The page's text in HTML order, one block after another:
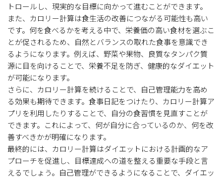
トロールし、現実的な目標に向かって進むことができます。
また、カロリー計算は食生活の改善につながる可能性も高い
です。何を食べるかを考える中で、栄養価の高い食材を選ぶこ
とが促されるため、自然とバランスの取れた食事を意識でき
るようになります。例えば、野菜や果物、良質なタンパク質
源に目を向けることで、栄養不足を防ぎ、健康的なダイエット
が可能になります。
さらに、カロリー計算を続けることで、自己管理能力を高め
る効果も期待できます。食事日記をつけたり、カロリー計算ア
プリを利用したりすることで、自分の食習慣を見直すことが
できます。これによって、何が自分に合っているのか、何を改
善すべきかが明確になります。
最終的には、カロリー計算はダイエットにおける計画的なア
プローチを促進し、目標達成への道を整える重要な手段と言
えるでしょう。自己管理ができるようになることで、ダイエッ